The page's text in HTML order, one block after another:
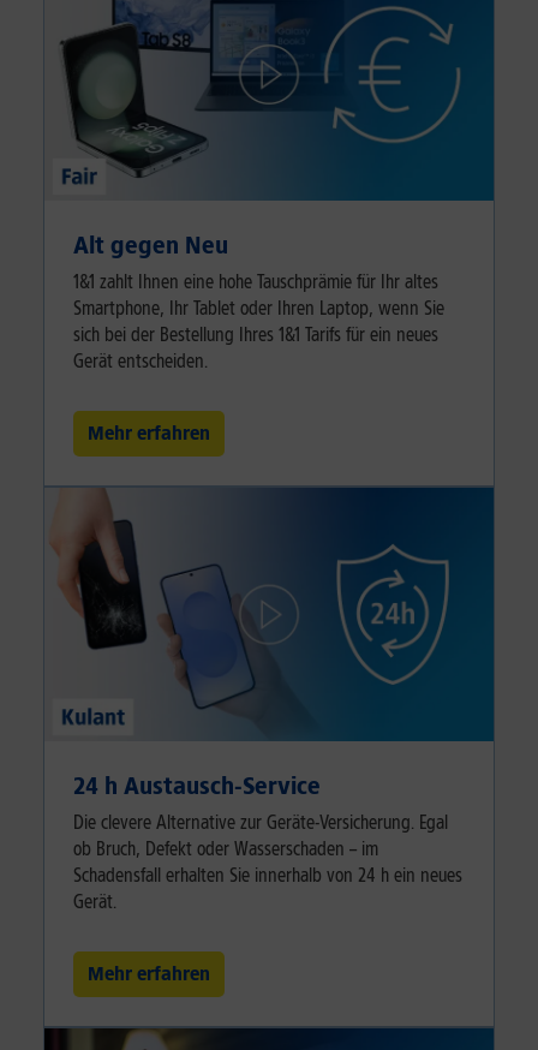
Alt gegen Neu
1&1 zahlt Ihnen eine hohe Tauschprämie für Ihr altes
Smartphone, Ihr Tablet oder Ihren Laptop, wenn Sie
sich bei der Bestellung Ihres 1&1 Tarifs für ein neues
Gerät entscheiden.
Mehr erfahren
24 h Austausch-Service
Die clevere Alternative zur Geräte-Versicherung. Egal
ob Bruch, Defekt oder Wasserschaden – im
Schadensfall erhalten Sie innerhalb von 24 h ein neues
Gerät.
Mehr erfahren